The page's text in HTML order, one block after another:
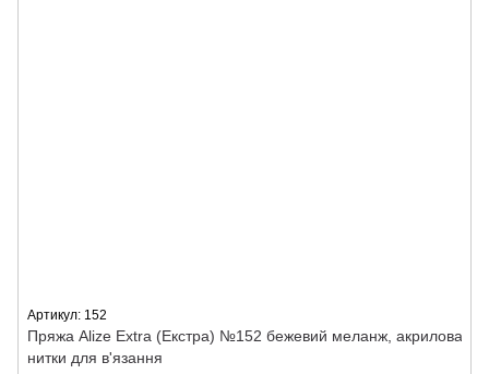
Артикул: 152
Пряжа Alize Extra (Екстра) №152 бежевий меланж, акрилова
нитки для в'язання